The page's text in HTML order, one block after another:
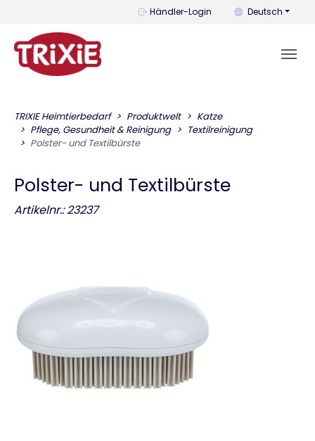
Händler-Login Mit diesem
Deutsch
TRIXIE Heimtierbedarf Produktwelt
Katze
Pflege, Gesundheit & Reinigung
Textilreinigung
Polster- und Textilbürste
Polster- und Textilbürste
Artikelnr.: 23237